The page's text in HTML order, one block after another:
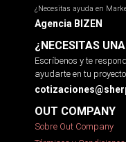
¿Necesitas ayuda en
Agencia BIZEN
¿NECESITAS
Escríbenos y te
ayudarte en tu
OUT COMPANY
Sobre Out Company